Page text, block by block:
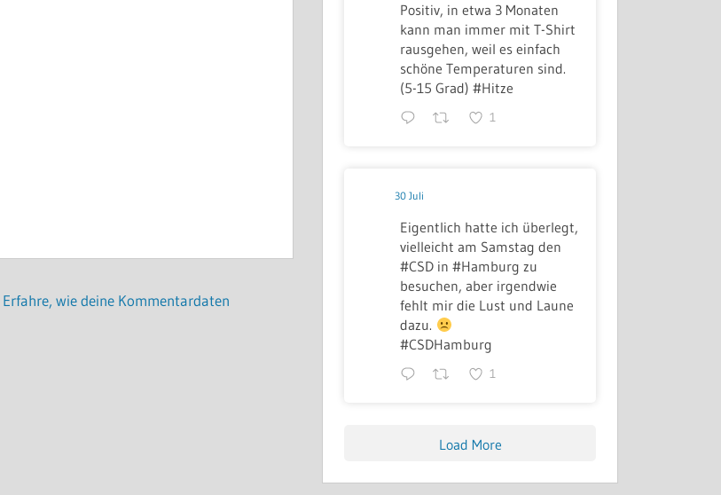
Erfahre, wie deine Kommentardaten
Positiv, in etwa 3 Monaten
kann man immer mit T-Shirt
rausgehen, weil es einfach
schöne Temperaturen sind.
(5-15 Grad) #Hitze
1
30 Juli
Eigentlich hatte ich überlegt,
vielleicht am Samstag den
#CSD in #Hamburg zu
besuchen, aber irgendwie
fehlt mir die Lust und Laune
dazu.
#CSDHamburg
1
Load More